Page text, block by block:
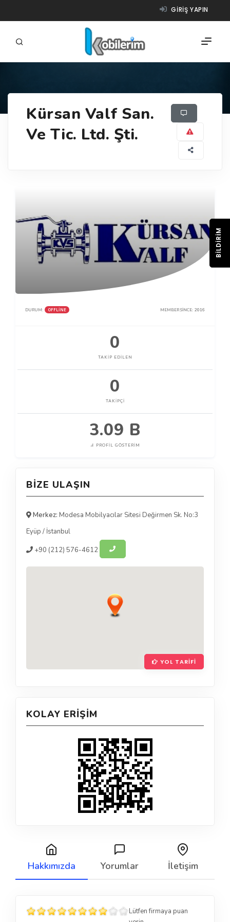
GIRIŞ YAPIN
ÜRÜNLER
Kürsan Valf San.
Ve Tic. Ltd. Şti.
DURUM: OFFLINE MEMBER SINCE: 2016
0
TAKIP EDILEN
0
TAKIPÇI
3.09 B
PROFIL GÖSTERIM
BIZE ULAŞIN
Merkez: Modesa Mobilyacılar Sitesi Değirmen Sk. No:3
Eyüp / İstanbul
+90 (212) 576-4612
YOL TARIFI
KOLAY ERIŞIM
Hakkımızda Yorumlar İletişim
Lütfen firmaya puan
BILDIRIM